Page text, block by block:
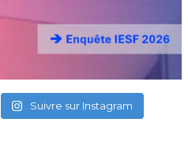
Suivre sur Instagram